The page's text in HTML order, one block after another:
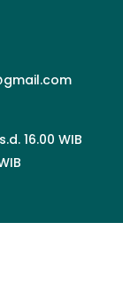
16.00 WIB